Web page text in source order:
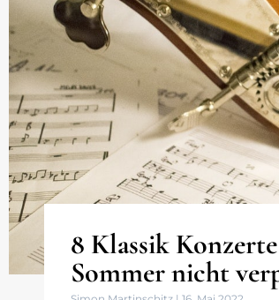
8 Klassik
Sommer nicht